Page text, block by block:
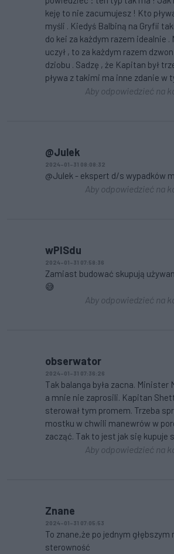
keję to nie zacumujesz ! Kto
myśli . Kiedyś Balbiną na Gryfii
do kei za każdym razem idealnie .
uczył , to za każdym razem
dziobu . Sadzę , że Kapitan był
pływa z takimi ma inne zdanie w
Aby odpowiedzieć na
@Julek
2024-01-31 08:08:32
@Julek - ekspert d/s wypadków
Aby odpowiedzieć na
wPISdu
2024-01-31 07:58:36
Zamiast budować skupują
😅
Aby odpowiedzieć na
obserwator
2024-01-31 07:36:26
Tak balanga była zacna. Minister
a mnie nie zaprosili. Kapitan
sterował tym promem. Trzeba
mostku w chwili manewrów w
zacząć. Tak to jest jak się kupuje
Aby odpowiedzieć na
Znane
2024-01-31 07:05:53
To znane,że po jednym
sterowność